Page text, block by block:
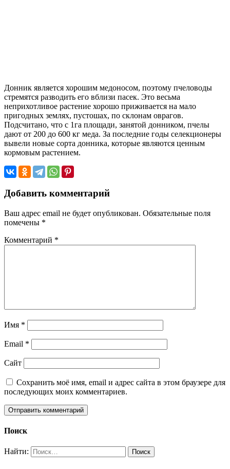
Донник является хорошим медоносом, поэтому пчеловоды
стремятся разводить его вблизи пасек. Это весьма
неприхотливое растение хорошо приживается на мало
пригодных землях, пустошах, по склонам оврагов.
Подсчитано, что с 1га площади, занятой донником, пчелы
дают от 200 до 600 кг меда. За последние годы селекционеры
вывели новые сорта донника, которые являются ценным
кормовым растением.
Добавить комментарий
Ваш адрес email не будет опубликован. Обязательные поля
помечены *
Комментарий *
Имя *
Email *
Сайт
Сохранить моё имя, email и адрес сайта в этом браузере для
последующих моих комментариев.
Поиск
Найти: